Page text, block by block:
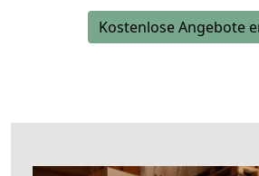
Kostenlose Angebote